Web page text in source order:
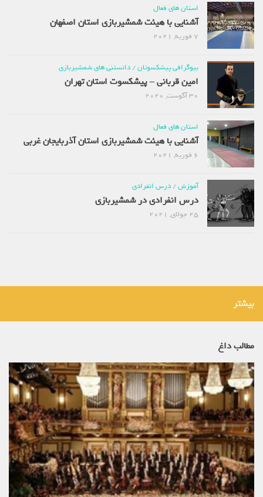
استان های فعال
آشنایی با هیئت شمشیربازی استان اصفهان
بیوگرافی پیشکسوتان/دانستنی های شمشیربازی
امین قربانی – پیشکسوت استان تهران
استان های فعال
آشنایی با هیئت شمشیربازی استان آذربایجان غربی
آموزش/درس انفرادی
درس انفرادی در شمشیربازی
بیشتر
مطالب داغ